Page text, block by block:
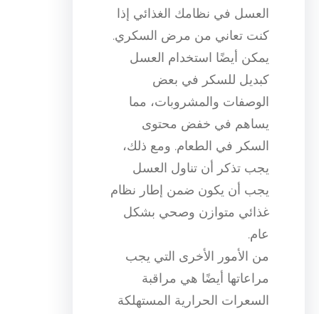
العسل في نظامك الغذائي إذا
كنت تعاني من مرض السكري.
يمكن أيضًا استخدام العسل
كبديل للسكر في بعض
الوصفات والمشروبات، مما
يساهم في خفض محتوى
السكر في الطعام. ومع ذلك،
يجب تذكر أن تناول العسل
يجب أن يكون ضمن إطار نظام
غذائي متوازن وصحي بشكل
عام.
من الأمور الأخرى التي يجب
مراعاتها أيضًا هي مراقبة
السعرات الحرارية المستهلكة